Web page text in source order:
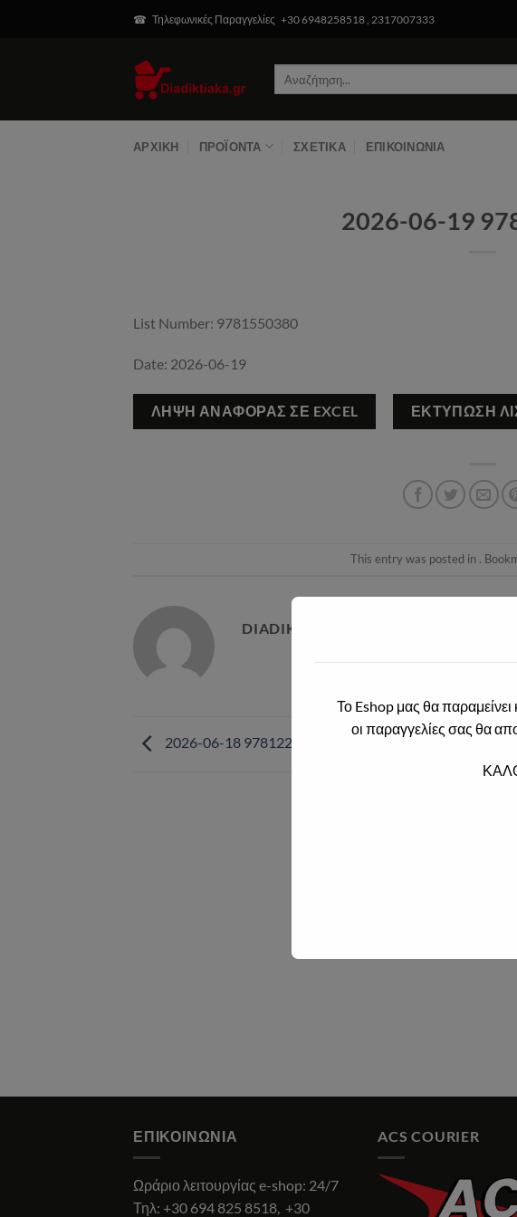
☎ Τηλεφωνικές Παραγγελίες +30 6948258518 , 2317007333
ΑΡΧΙΚΉ ΠΡΟΪΌΝΤΑ ΣΧΕΤΙΚΆ ΕΠΙΚΟΙΝΩΝΊΑ
2026-06-19
List Number: 9781550380
Date: 2026-06-19
ΛΉΨΗ ΑΝΑΦΟΡΆΣ ΣΕ EXCEL ΕΚΤΎΠΩΣΗ
This entry was posted in .
DIADIKTIAKA@2021.GR
2026-06-18 9781224364
ΕΠΙΚΟΙΝΩΝΊΑ
Ωράριο λειτουργίας e-shop: 24/7
Τηλ: +30 694 825 8518, +30
ACS COURIER
Το Eshop μας θα
οι παραγγελίες σας θα